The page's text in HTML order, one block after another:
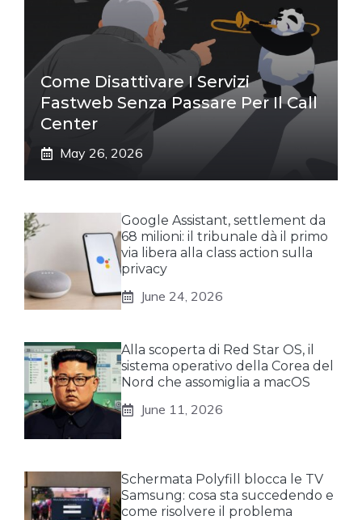
Come Disattivare I Servizi
Fastweb Senza Passare Per Il Call
Center
May 26, 2026
Google Assistant, settlement da
68 milioni: il tribunale dà il primo
via libera alla class action sulla
privacy
June 24, 2026
Alla scoperta di Red Star OS, il
sistema operativo della Corea del
Nord che assomiglia a macOS
June 11, 2026
Schermata Polyfill blocca le TV
Samsung: cosa sta succedendo e
come risolvere il problema